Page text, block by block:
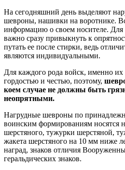
На сегодняшний день выделяют
шевроны, нашивки на воротнике.
информацию о своем носителе. Для
важно сразу привыкнуть к
путать ее после стирки, ведь
являются индивидуальными.
Для каждого рода войск, именно их
гордостью и честью, поэтому,
коем случае не должны быть
неопрятными.
Нагрудные шевроны по
воинским формированиям носятся
шерстяного, тужурки шерстяной,
жакета шерстяного на 10 мм ниже
наград, знаков отличия
геральдических знаков.